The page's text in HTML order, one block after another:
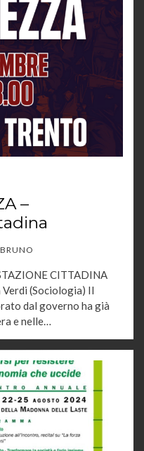
–
CITTADINA
(Sociologia) Il
dal governo ha già
e nelle…